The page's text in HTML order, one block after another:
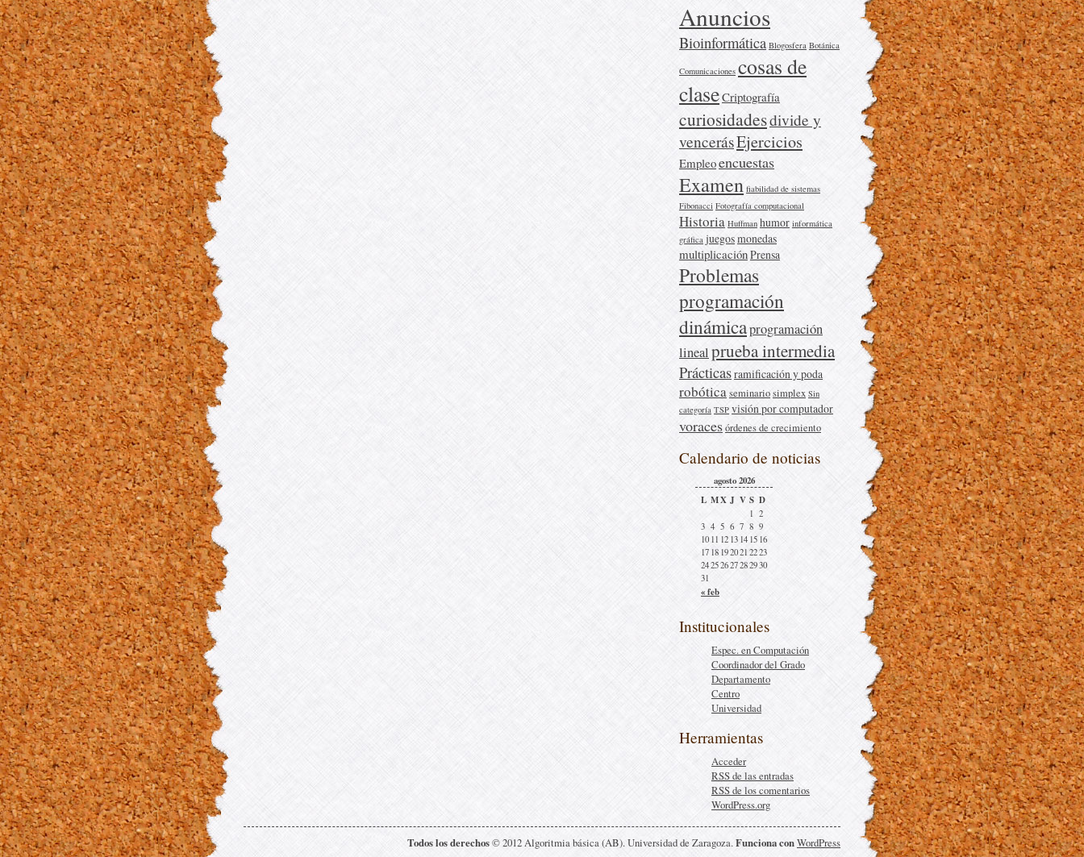
Anuncios
Bioinformática Blogosfera Botánica
Comunicaciones cosas de
claseCriptografía
curiosidadesdivide y
vencerásEjercicios
Empleoencuestas
Examen fiabilidad de sistemas
Fibonacci Fotografía computacional
Historia Huffman humor informática
gráfica juegosmonedas
multiplicaciónPrensa
Problemas
programación
dinámicaprogramación
linealprueba intermedia
Prácticasramificación y poda
robóticaseminariosimplex Sin
categoría TSP visión por computador
voracesórdenes de crecimiento
Calendario de noticias
agosto 2026
L MX J V S D
« feb
1 2
3 4 5 6 7 8 9
10 11 12 13 14 15 16
17 18 192021 2223
24252627282930
31
Institucionales
Espec. en Computación
Coordinador del Grado
Departamento
Centro
Universidad
Herramientas
Acceder
RSSde las entradas
RSSde los comentarios
WordPress.org
Todos los derechos© 2012 Algoritmia básica (AB). Universidad de Zaragoza.Funciona conWordPress